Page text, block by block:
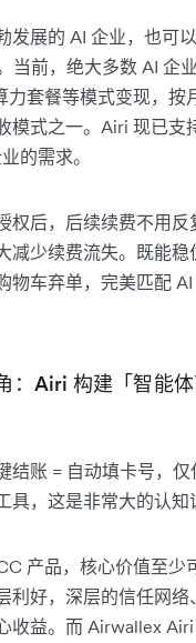
发展的 AI 企业，也可
当前，绝大多数 AI 企
力套餐等模式变现，按
模式之一。Airi 现已支
的需求。
权后，后续续费不用反
减少续费流失。既能稳
物车弃单，完美匹配
：Airi 构建「智能
结账 = 自动填卡号，
具，这是非常大的认知
产品，核心价值至少
利好，深层的信任网络
收益。而 Airwallex